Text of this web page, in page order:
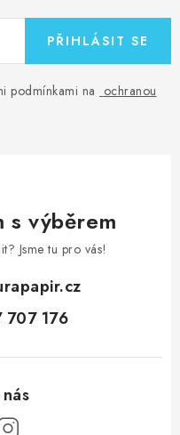
podmínkami na ochranou
PŘIHLÁSIT SE
s výběrem
Jsme tu pro vás!
176